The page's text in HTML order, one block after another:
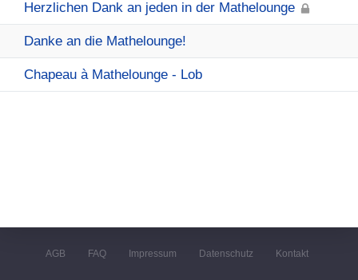
Herzlichen Dank an jeden in der Mathelounge
Danke an die Mathelounge!
Chapeau à Mathelounge - Lob
AGB FAQ Impressum Datenschutz Kontakt